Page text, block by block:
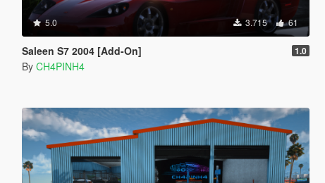
5.0 3.715 61
Saleen S7 2004 [Add-On] 1.0
By CH4PINH4